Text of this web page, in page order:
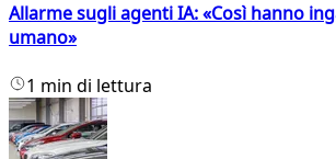
Allarme sugli agenti IA: «Così hanno
umano»
1 min di lettura